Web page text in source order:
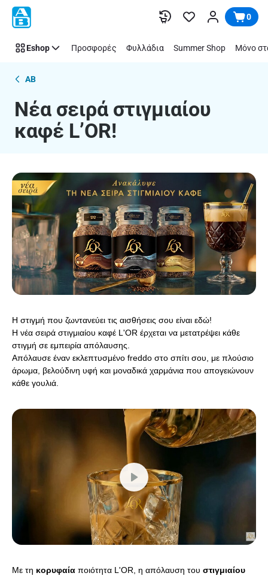
Παράλειψη
Νέα
σειρά
καφέ
0
Eshop Προσφορές Φυλλάδια Summer Shop Μόνο
AB
Νέα σειρά στιγμιαίου
καφέ L’OR!
Η στιγμή που ζωντανεύει τις αισθήσεις σου είναι εδώ!
Η νέα σειρά στιγμιαίου καφέ L'OR έρχεται να μετατρέψει κάθε
στιγμή σε εμπειρία απόλαυσης.
Απόλαυσε έναν εκλεπτυσμένο freddo στο σπίτι σου, με πλούσιο
άρωμα, βελούδινη υφή και μοναδικά χαρμάνια που απογειώνουν
κάθε γουλιά.
Με τη κορυφαία ποιότητα L'OR, η απόλαυση του στιγμιαίου